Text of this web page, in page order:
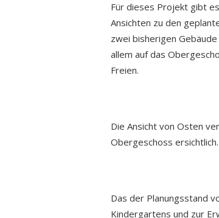
Für dieses Projekt gibt
Ansichten zu den
zwei bisherigen
allem auf das
Freien.
Die Ansicht von Osten
Obergeschoss ersichtlich.
Das der Planungsstand
Kindergartens und zur